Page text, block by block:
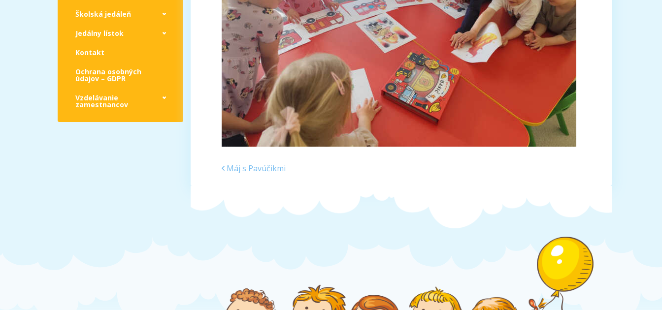
Školská jedáleň
Jedálny lístok
Kontakt
Ochrana osobných
údajov – GDPR
Vzdelávanie
zamestnancov
Máj s Pavúčikmi